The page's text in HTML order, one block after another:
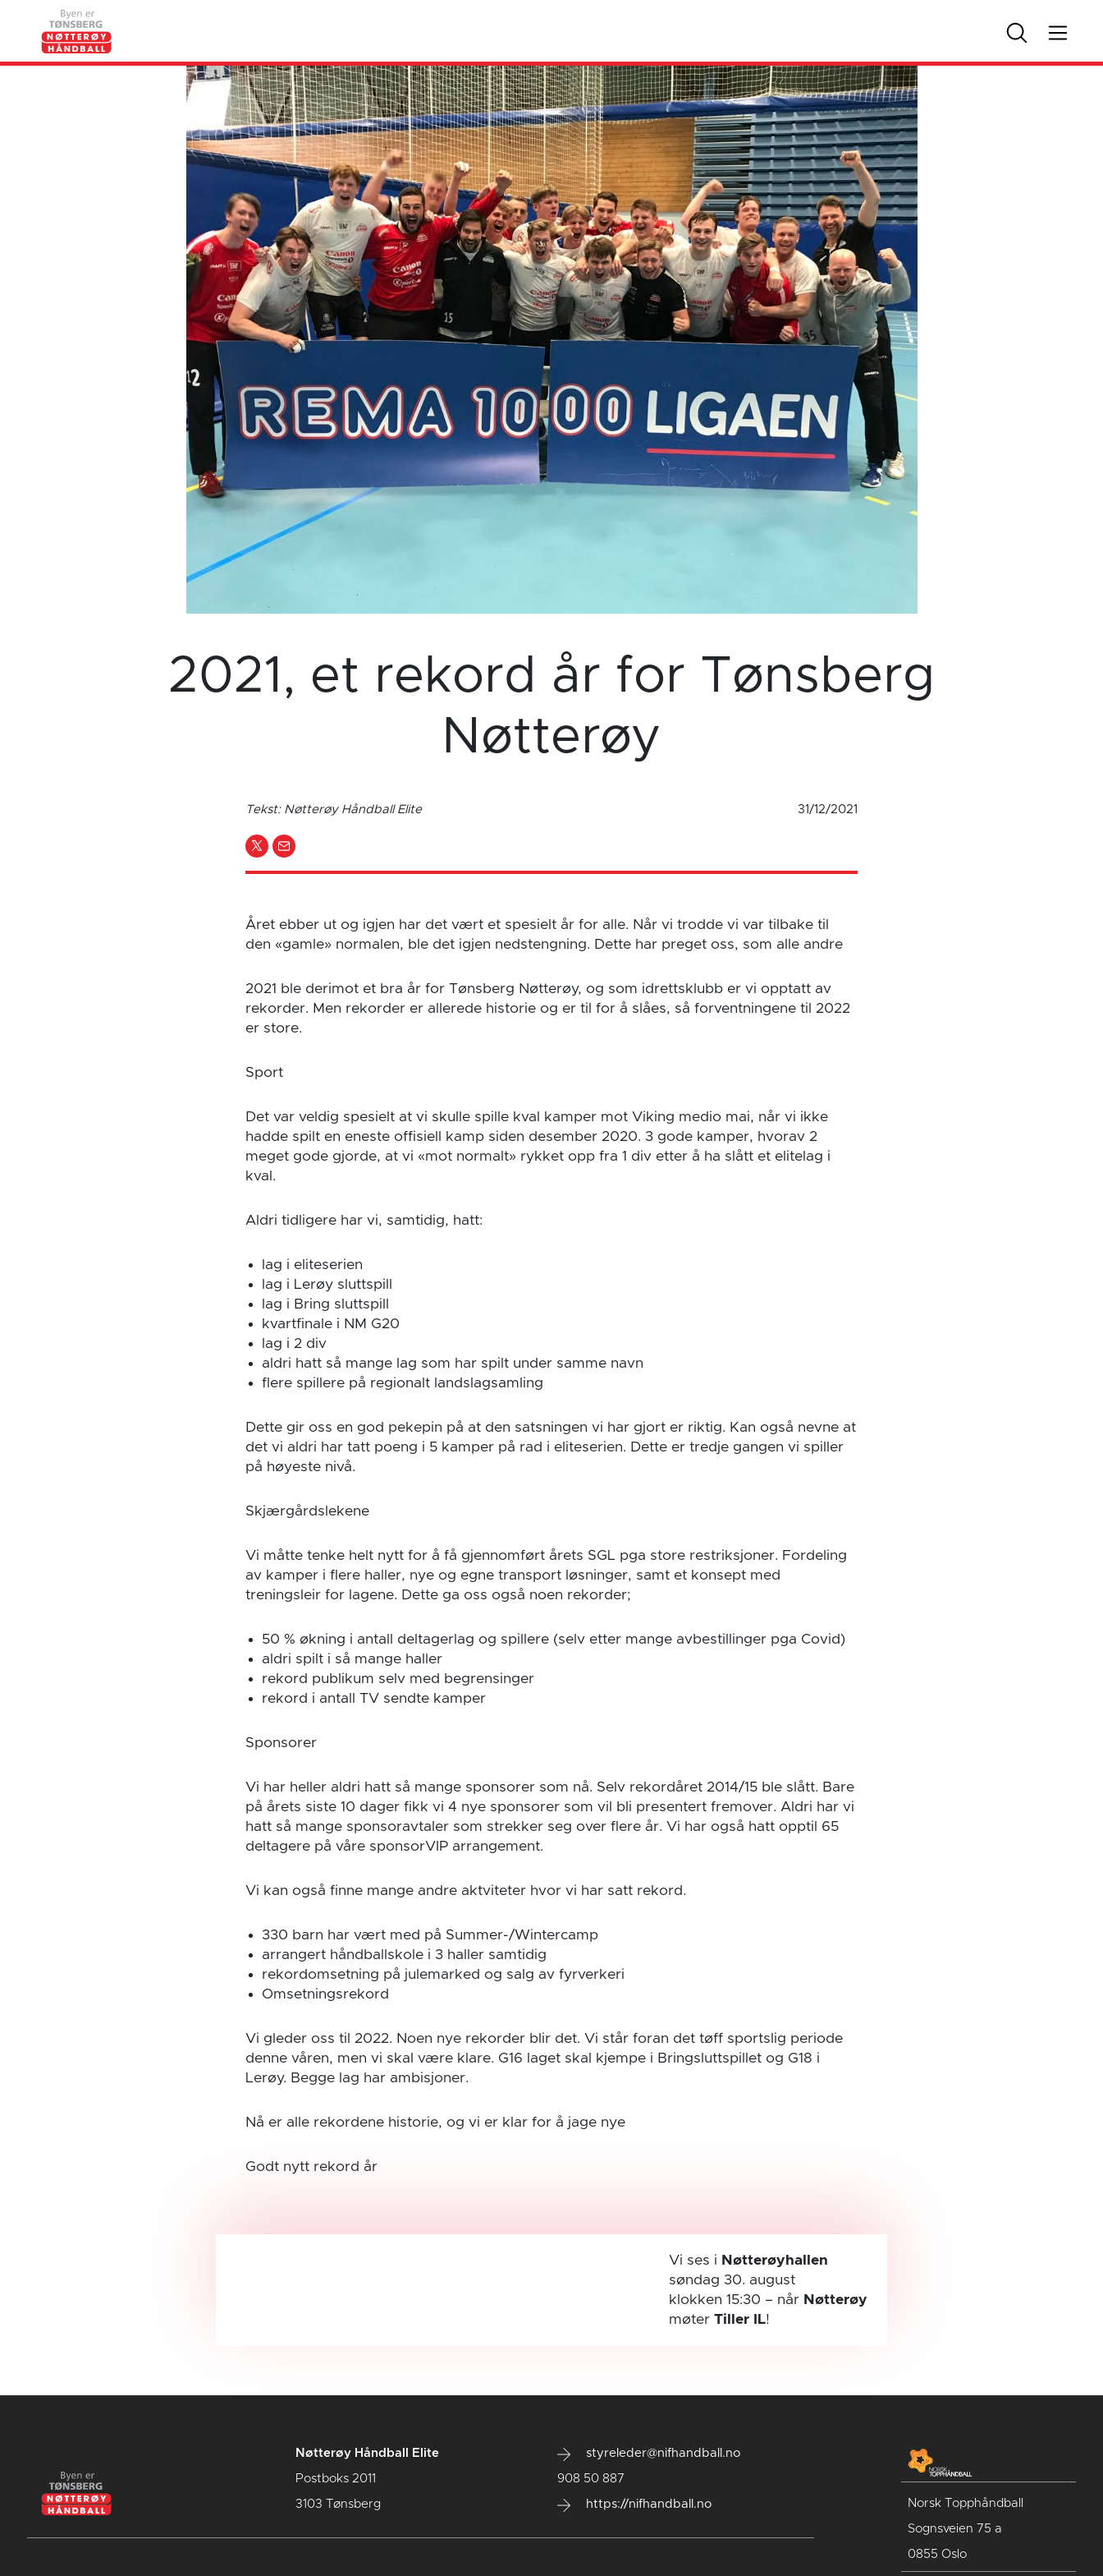
2021, et rekord år for Tønsberg
Nøtterøy
Tekst: Nøtterøy Håndball Elite 31/12/2021
Året ebber ut og igjen har det vært et spesielt år for alle. Når vi trodde vi var tilbake til
den «gamle» normalen, ble det igjen nedstengning. Dette har preget oss, som alle andre
2021 ble derimot et bra år for Tønsberg Nøtterøy, og som idrettsklubb er vi opptatt av
rekorder. Men rekorder er allerede historie og er til for å slåes, så forventningene til 2022
er store.
Sport
Det var veldig spesielt at vi skulle spille kval kamper mot Viking medio mai, når vi ikke
hadde spilt en eneste offisiell kamp siden desember 2020. 3 gode kamper, hvorav 2
meget gode gjorde, at vi «mot normalt» rykket opp fra 1 div etter å ha slått et elitelag i
kval.
Aldri tidligere har vi, samtidig, hatt:
lag i eliteserien
lag i Lerøy sluttspill
lag i Bring sluttspill
kvartfinale i NM G20
lag i 2 div
aldri hatt så mange lag som har spilt under samme navn
flere spillere på regionalt landslagsamling
Dette gir oss en god pekepin på at den satsningen vi har gjort er riktig. Kan også nevne at
det vi aldri har tatt poeng i 5 kamper på rad i eliteserien. Dette er tredje gangen vi spiller
på høyeste nivå.
Skjærgårdslekene
Vi måtte tenke helt nytt for å få gjennomført årets SGL pga store restriksjoner. Fordeling
av kamper i flere haller, nye og egne transport løsninger, samt et konsept med
treningsleir for lagene. Dette ga oss også noen rekorder;
50 % økning i antall deltagerlag og spillere (selv etter mange avbestillinger pga Covid)
aldri spilt i så mange haller
rekord publikum selv med begrensinger
rekord i antall TV sendte kamper
Sponsorer
Vi har heller aldri hatt så mange sponsorer som nå. Selv rekordåret 2014/15 ble slått. Bare
på årets siste 10 dager fikk vi 4 nye sponsorer som vil bli presentert fremover. Aldri har vi
hatt så mange sponsoravtaler som strekker seg over flere år. Vi har også hatt opptil 65
deltagere på våre sponsorVIP arrangement.
Vi kan også finne mange andre aktviteter hvor vi har satt rekord.
330 barn har vært med på Summer-/Wintercamp
arrangert håndballskole i 3 haller samtidig
rekordomsetning på julemarked og salg av fyrverkeri
Omsetningsrekord
Vi gleder oss til 2022. Noen nye rekorder blir det. Vi står foran det tøff sportslig periode
denne våren, men vi skal være klare. G16 laget skal kjempe i Bringsluttspillet og G18 i
Lerøy. Begge lag har ambisjoner.
Nå er alle rekordene historie, og vi er klar for å jage nye
Godt nytt rekord år
Vi ses i Nøtterøyhallen
søndag 30. august
klokken 15:30 – når Nøtterøy
møterTiller IL!
Nøtterøy Håndball Elite
Postboks 2011
3103 Tønsberg
styreleder@nifhandball.no
908 50 887
https://nifhandball.no Norsk Topphåndball
Sognsveien 75 a
0855 Oslo